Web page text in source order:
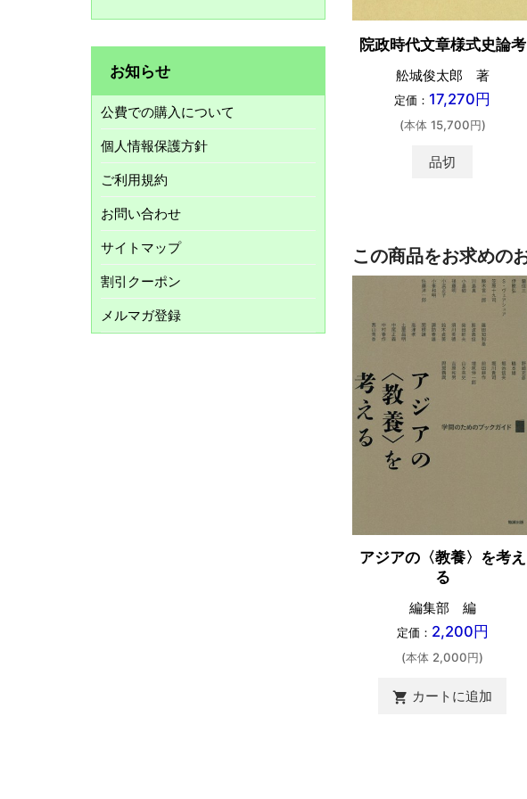
院政時代文章様式史論考
舩城俊太郎 著
定価： 17,270円
(本体 15,700円)
品切
この商品をお求めの
アジアの〈教養〉を考え
る
編集部 編
定価： 2,200円
(本体 2,000円)
shopping_cart カートに追加
お知らせ
公費での購入について
個人情報保護方針
ご利用規約
お問い合わせ
サイトマップ
割引クーポン
メルマガ登録